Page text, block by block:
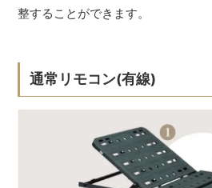
整することができます。
通常リモコン(有線)